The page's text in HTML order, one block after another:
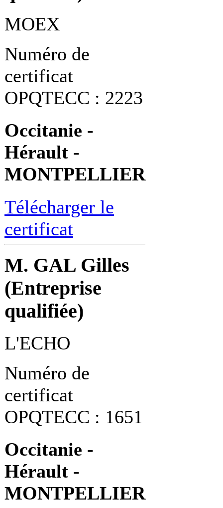
MOEX
Numéro de
certificat
OPQTECC : 2223
Occitanie -
Hérault -
MONTPELLIER
Télécharger le
certificat
M. GAL Gilles
(Entreprise
qualifiée)
L'ECHO
Numéro de
certificat
OPQTECC : 1651
Occitanie -
Hérault -
MONTPELLIER